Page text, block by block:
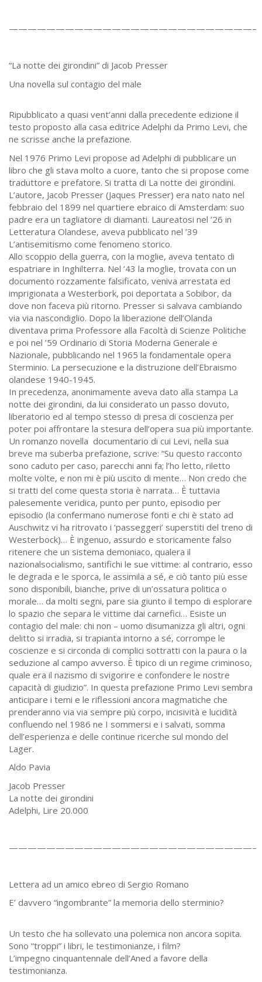
——————————————————————————–
“La notte dei girondini” di Jacob Presser
Una novella sul contagio del male
Ripubblicato a quasi vent’anni dalla precedente edizione il
testo proposto alla casa editrice Adelphi da Primo Levi, che
ne scrisse anche la prefazione.
Nel 1976 Primo Levi propose ad Adelphi di pubblicare un
libro che gli stava molto a cuore, tanto che si propose come
traduttore e prefatore. Si tratta di La notte dei girondini.
L’autore, Jacob Presser (Jaques Presser) era nato nato nel
febbraio del 1899 nel quartiere ebraico di Amsterdam: suo
padre era un tagliatore di diamanti. Laureatosi nel ’26 in
Letteratura Olandese, aveva pubblicato nel ’39
L’antisemitismo come fenomeno storico.
Allo scoppio della guerra, con la moglie, aveva tentato di
espatriare in Inghilterra. Nel ’43 la moglie, trovata con un
documento rozzamente falsificato, veniva arrestata ed
imprigionata a Westerbork, poi deportata a Sobibor, da
dove non faceva più ritorno. Presser si salvava cambiando
via via nascondiglio. Dopo la liberazione dell’Olanda
diventava prima Professore alla Facoltà di Scienze Politiche
e poi nel ’59 Ordinario di Storia Moderna Generale e
Nazionale, pubblicando nel 1965 la fondamentale opera
Sterminio. La persecuzione e la distruzione dell’Ebraismo
olandese 1940-1945.
In precedenza, anonimamente aveva dato alla stampa La
notte dei girondini, da lui considerato un passo dovuto,
liberatorio ed al tempo stesso di presa di coscienza per
poter poi affrontare la stesura dell’opera sua più importante.
Un romanzo novella ­ documentario di cui Levi, nella sua
breve ma suberba prefazione, scrive: “Su questo racconto
sono caduto per caso, parecchi anni fa; l’ho letto, riletto
molte volte, e non mi è più uscito di mente… Non credo che
si tratti del come questa storia è narrata… È tuttavia
palesemente veridica, punto per punto, episodio per
episodio (la confermano numerose fonti e chi è stato ad
Auschwitz vi ha ritrovato i ‘passeggeri’ superstiti del treno di
Westerbock)… È ingenuo, assurdo e storicamente falso
ritenere che un sistema demoniaco, qualera il
nazionalsocialismo, santifichi le sue vittime: al contrario, esso
le degrada e le sporca, le assimila a sé, e ciò tanto più esse
sono disponibili, bianche, prive di un’ossatura politica o
morale… da molti segni, pare sia giunto il tempo di esplorare
lo spazio che separa le vittime dai carnefici… Esiste un
contagio del male: chi non – uomo disumanizza gli altri, ogni
delitto si irradia, si trapianta intorno a sé, corrompe le
coscienze e si circonda di complici sottratti con la paura o la
seduzione al campo avverso. È tipico di un regime criminoso,
quale era il nazismo di svigorire e confondere le nostre
capacità di giudizio”. In questa prefazione Primo Levi sembra
anticipare i temi e le riflessioni ancora magmatiche che
prenderanno via via sempre più corpo, incisività e lucidità
confluendo nel 1986 ne I sommersi e i salvati, somma
dell’esperienza e delle continue ricerche sul mondo del
Lager.
Aldo Pavia
Jacob Presser
La notte dei girondini
Adelphi, Lire 20.000
——————————————————————————–
Lettera ad un amico ebreo di Sergio Romano
E’ davvero “ingombrante” la memoria dello sterminio?
Un testo che ha sollevato una polemica non ancora sopita.
Sono “troppi” i libri, le testimonianze, i film?
L’impegno cinquantennale dell’Aned a favore della
testimonianza.